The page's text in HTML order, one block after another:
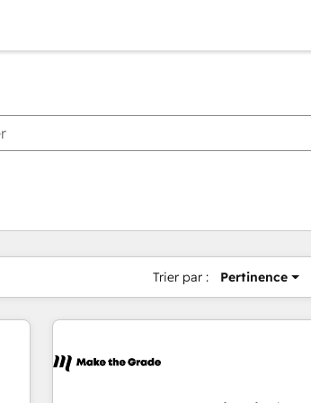
Trier par : Pertinence
Page